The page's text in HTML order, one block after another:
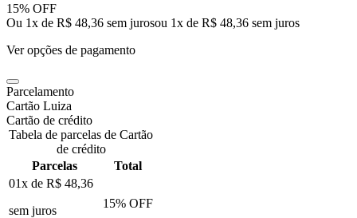
15% OFF
Ou 1x de R$ 48,36 sem jurosou 1x de R$ 48,36 sem juros
Ver opções de pagamento
Parcelamento
Cartão Luiza
Cartão de crédito
Tabela de parcelas de Cartão
de crédito
Parcelas
Total
01x de R$ 48,36
sem juros
15% OFF